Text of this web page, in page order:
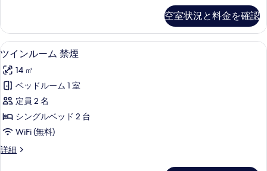
真
を
表
示
す
る
め)
喫
煙
可
の
す
べ
て
の
S
(部
屋
め)
喫
煙
可
の
詳
細
空室状況と料金を確認
ツ
イ
ン
ル
ー
ム
煙
デスク、遮光カーテン、WiFi (無料)
14
ツインルーム 禁煙
14 ㎡
ベッドルーム 1 室
定員 2 名
シングルベッド 2 台
WiFi (無料)
詳細
ツ